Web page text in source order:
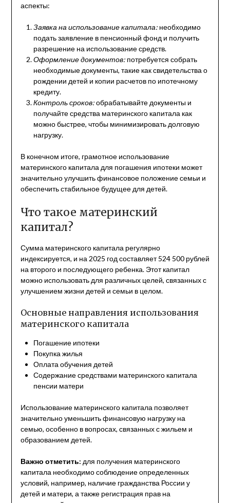
аспекты:
Заявка на использование капитала:необходимо
подать заявление в пенсионный фонд и получить
разрешение на использование средств.
Оформление документов:потребуется собрать
необходимые документы, такие как свидетельства о
рождении детей и копии расчетов по ипотечному
кредиту.
Контроль сроков:обрабатывайте документы и
получайте средства материнского капитала как
можно быстрее, чтобы минимизировать долговую
нагрузку.
В конечном итоге, грамотное использование
материнского капитала для погашения ипотеки может
значительно улучшить финансовое положение семьи и
обеспечить стабильное будущее для детей.
Что такое материнский
капитал?
Сумма материнского капитала регулярно
индексируется, и на 2025 год составляет 524 500 рублей
на второго и последующего ребенка. Этот капитал
можно использовать для различных целей, связанных с
улучшением жизни детей и семьи в целом.
Основные направления использования
материнского капитала
Погашение ипотеки
Покупка жилья
Оплата обучения детей
Содержание средствами материнского капитала
пенсии матери
Использование материнского капитала позволяет
значительно уменьшить финансовую нагрузку на
семью, особенно в вопросах, связанных с жильем и
образованием детей.
Важно отметить: для получения материнского
капитала необходимо соблюдение определенных
условий, например, наличие гражданства России у
детей и матери, а также регистрация прав на